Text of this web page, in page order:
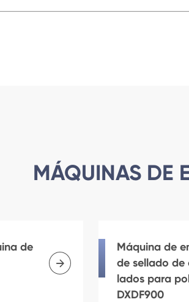
MÁQUINAS DE
de

Máquina de
de sellado de
lados para
DXDF900